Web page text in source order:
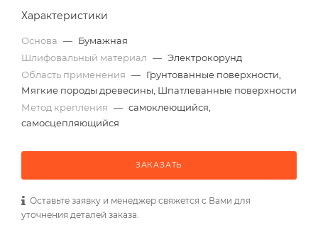
Характеристики
Основа — Бумажная
Шлифовальный материал — Электрокорунд
Область применения — Грунтованные поверхности,
Мягкие породы древесины, Шпатлеванные поверхности
Метод крепления — самоклеющийся,
самосцепляющийся
ЗАКАЗАТЬ
Оставьте заявку и менеджер свяжется с Вами для
уточнения деталей заказа.